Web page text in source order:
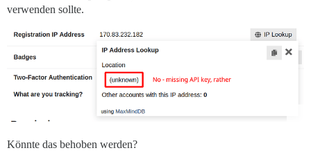
verwenden sollte.
Könnte das behoben werden?